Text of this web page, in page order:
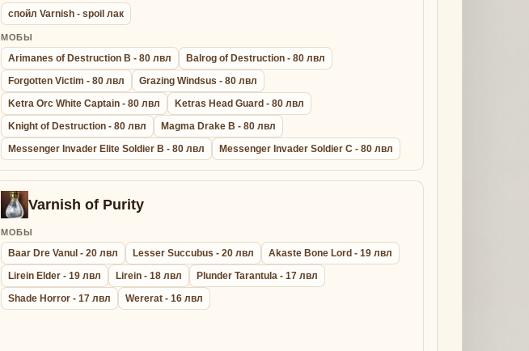
спойл Varnish - spoil лак
МОБЫ
Arimanes of Destruction B - 80 лвл
Balrog of Destruction - 80 лвл
Forgotten Victim - 80 лвл
Grazing Windsus - 80 лвл
Ketra Orc White Captain - 80 лвл
Ketras Head Guard - 80 лвл
Knight of Destruction - 80 лвл
Magma Drake B - 80 лвл
Messenger Invader Elite Soldier B - 80 лвл
Messenger Invader Soldier C - 80 лвл
Varnish of Purity
МОБЫ
Baar Dre Vanul - 20 лвл Lesser Succubus - 20 лвл
Akaste Bone Lord - 19 лвл
Lirein Elder - 19 лвл
Lirein - 18 лвл
Plunder Tarantula - 17 лвл
Shade Horror - 17 лвл
Wererat - 16 лвл